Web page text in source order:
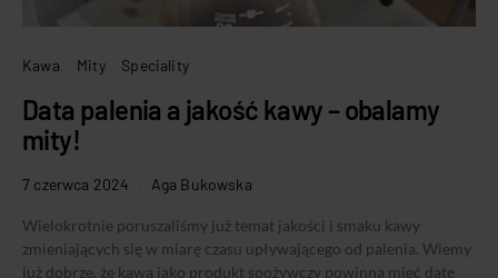
Kawa Mity Speciality
Data palenia a jakość kawy – obalamy
mity!
7 czerwca 2024 Aga Bukowska
Wielokrotnie poruszaliśmy już temat jakości i smaku kawy
zmieniających się w miarę czasu upływającego od palenia. Wiemy
już dobrze, że kawa jako produkt spożywczy powinna mieć datę